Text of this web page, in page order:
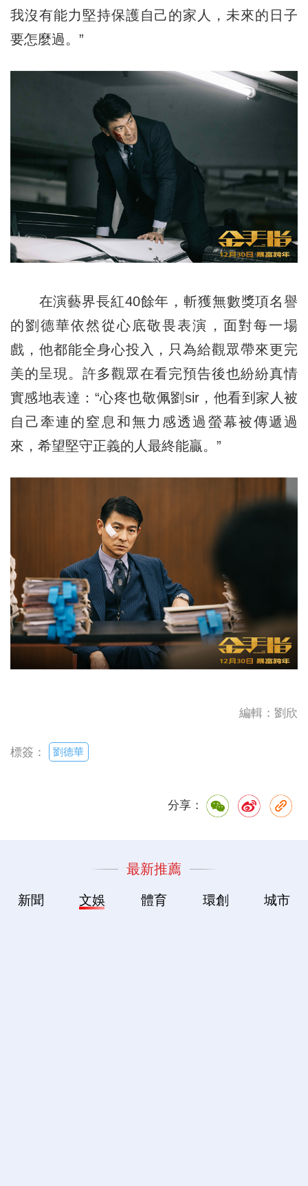
我沒有能力堅持保護自己的家人，未來的日子
要怎麼過。”
在演藝界長紅40餘年，斬獲無數獎項名譽
的劉德華依然從心底敬畏表演，面對每一場
戲，他都能全身心投入，只為給觀眾帶來更完
美的呈現。許多觀眾在看完預告後也紛紛真情
實感地表達：“心疼也敬佩劉sir，他看到家人被
自己牽連的窒息和無力感透過螢幕被傳遞過
來，希望堅守正義的人最終能贏。”
編輯：劉欣
標簽： 劉德華
分享：
最新推薦
新聞 文娛 體育 環創 城市